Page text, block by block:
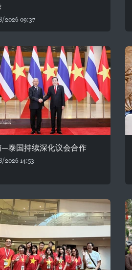
2026 09:37
—泰国持续深化议会合作
2026 14:53